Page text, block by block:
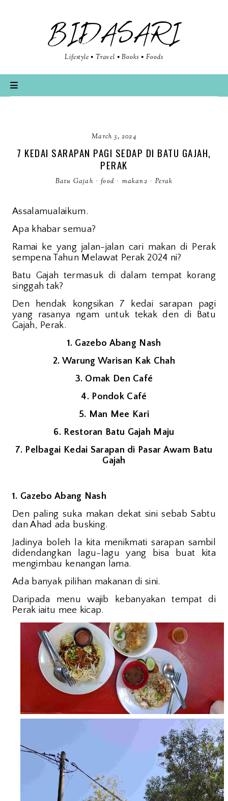
BIDASARI
Lifestyle • Travel • Books • Foods
March 3, 2024
7 KEDAI SARAPAN PAGI SEDAP DI BATU GAJAH,
PERAK
Batu Gajah · food · makan2 · Perak
Assalamualaikum.
Apa khabar semua?
Ramai ke yang jalan-jalan cari makan di Perak
sempena Tahun Melawat Perak 2024 ni?
Batu Gajah termasuk di dalam tempat korang
singgah tak?
Den hendak kongsikan 7 kedai sarapan pagi
yang rasanya ngam untuk tekak den di Batu
Gajah, Perak.
1. Gazebo Abang Nash
2. Warung Warisan Kak Chah
3. Omak Den Café
4. Pondok Café
5. Man Mee Kari
6. Restoran Batu Gajah Maju
7. Pelbagai Kedai Sarapan di Pasar Awam Batu
Gajah
1. Gazebo Abang Nash
Den paling suka makan dekat sini sebab Sabtu
dan Ahad ada busking.
Jadinya boleh la kita menikmati sarapan sambil
didendangkan lagu-lagu yang bisa buat kita
mengimbau kenangan lama.
Ada banyak pilihan makanan di sini.
Daripada menu wajib kebanyakan tempat di
Perak iaitu mee kicap.